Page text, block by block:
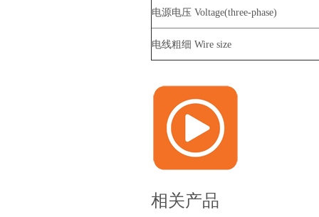
电源电压 Voltage(three-phase)
电线粗细 Wire size
相关产品